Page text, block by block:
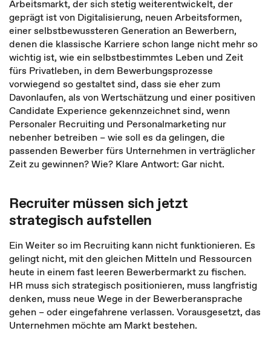
Arbeitsmarkt, der sich stetig weiterentwickelt, der
geprägt ist von Digitalisierung, neuen Arbeitsformen,
einer selbstbewussteren Generation an Bewerbern,
denen die klassische Karriere schon lange nicht mehr so
wichtig ist, wie ein selbstbestimmtes Leben und Zeit
fürs Privatleben, in dem Bewerbungsprozesse
vorwiegend so gestaltet sind, dass sie eher zum
Davonlaufen, als von Wertschätzung und einer positiven
Candidate Experience gekennzeichnet sind, wenn
Personaler Recruiting und Personalmarketing nur
nebenher betreiben – wie soll es da gelingen, die
passenden Bewerber fürs Unternehmen in verträglicher
Zeit zu gewinnen? Wie? Klare Antwort: Gar nicht.
Recruiter müssen sich jetzt
strategisch aufstellen
Ein Weiter so im Recruiting kann nicht funktionieren. Es
gelingt nicht, mit den gleichen Mitteln und Ressourcen
heute in einem fast leeren Bewerbermarkt zu fischen.
HR muss sich strategisch positionieren, muss langfristig
denken, muss neue Wege in der Bewerberansprache
gehen – oder eingefahrene verlassen. Vorausgesetzt, das
Unternehmen möchte am Markt bestehen.